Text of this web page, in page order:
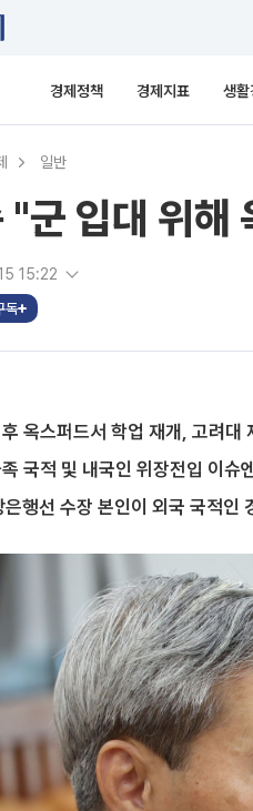
경제정책 경제지표 생활
일반
"군 입대 위해
15:22
독
옥스퍼드서 학업 재개, 고려
국적 및 내국인 위장전입 이슈
은행선 수장 본인이 외국 국적인